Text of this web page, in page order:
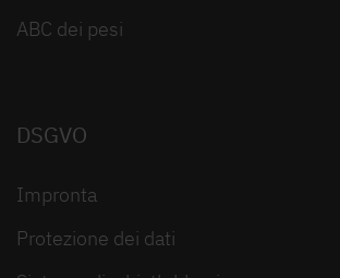
ABC dei pesi
DSGVO
Impronta
Protezione dei dati